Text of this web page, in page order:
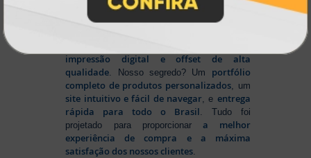
Prestes a completar três décadas de
inovação e serviços, a Atual Card segue
impressão digital e offset de alta
qualidade . Nosso segredo? Um portfólio
completo de produtos personalizados , um
site intuitivo e fácil de navegar , e entrega
rápida para todo o Brasil . Tudo foi
projetado para proporcionara melhor
experiência de compra e a máxima
satisfação dos nossos clientes